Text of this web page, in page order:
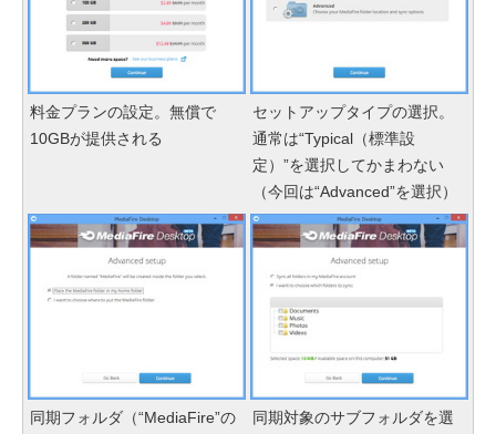
料金プランの設定。無償で
10GBが提供される
セットアップタイプの選択。
通常は“Typical（標準設
定）”を選択してかまわない
（今回は“Advanced”を選択）
同期フォルダ（“MediaFire”の
同期対象のサブフォルダを選